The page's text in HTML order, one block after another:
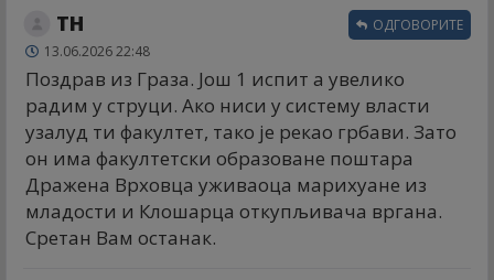
ТН
13.06.2026 22:48
Поздрав из Граза. Још 1 испит а увелико
радим у струци. Ако ниси у систему власти
узалуд ти факултет, тако је рекао грбави. Зато
он има факултетски образоване поштара
Дражена Врховца уживаоца марихуане из
младости и Клошарца откупљивача вргана.
Сретан Вам останак.
ОДГОВОРИТЕ